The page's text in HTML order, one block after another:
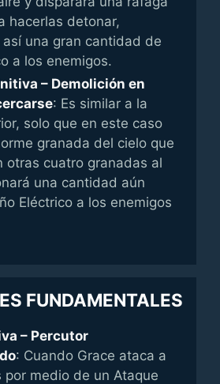
hacerlas detonar,
una gran cantidad de
a los enemigos.
– Demolición en
: Es similar a la
solo que en este caso
granada del cielo que
otras cuatro granadas al
una cantidad aún
Eléctrico a los enemigos
FUNDAMENTALES
– Percutor
: Cuando Grace ataca a
por medio de un Ataque